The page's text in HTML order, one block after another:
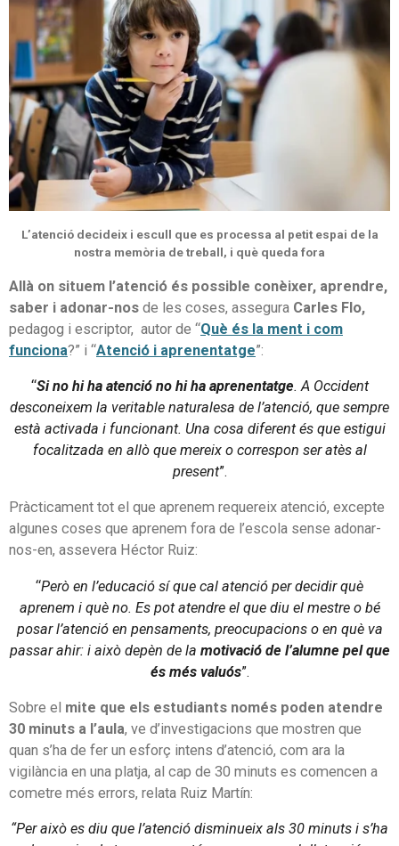
L’atenció decideix i escull que es processa al petit espai de la
nostra memòria de treball, i què queda fora
Allà on situem l’atenció és possible conèixer, aprendre,
saber i adonar-nos de les coses, assegura Carles Flo,
pedagog i escriptor, autor de “Què és la ment i com
funciona?” i “Atenció i aprenentatge”:
“Si no hi ha atenció no hi ha aprenentatge. A Occident
desconeixem la veritable naturalesa de l’atenció, que sempre
està activada i funcionant. Una cosa diferent és que estigui
focalitzada en allò que mereix o correspon ser atès al
present”.
Pràcticament tot el que aprenem requereix atenció, excepte
algunes coses que aprenem fora de l’escola sense adonar-
nos-en, assevera Héctor Ruiz:
“Però en l’educació sí que cal atenció per decidir què
aprenem i què no. Es pot atendre el que diu el mestre o bé
posar l’atenció en pensaments, preocupacions o en què va
passar ahir: i això depèn de la motivació de l’alumne pel que
és més valuós”.
Sobre el mite que els estudiants només poden atendre
30 minuts a l’aula, ve d’investigacions que mostren que
quan s’ha de fer un esforç intens d’atenció, com ara la
vigilància en una platja, al cap de 30 minuts es comencen a
cometre més errors, relata Ruiz Martín:
“Per això es diu que l’atenció disminueix als 30 minuts i s’ha